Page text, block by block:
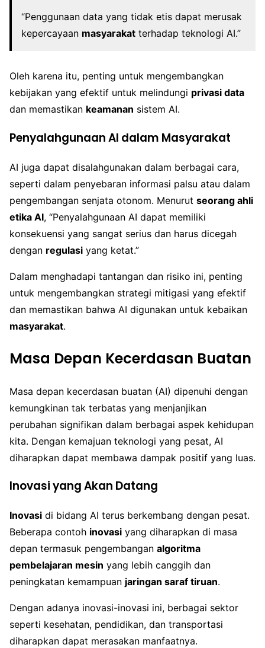
“Penggunaan data yang tidak etis dapat merusak
kepercayaan masyarakat terhadap teknologi AI.”
Oleh karena itu, penting untuk mengembangkan
kebijakan yang efektif untuk melindungi privasi data
dan memastikan keamanan sistem AI.
Penyalahgunaan AI dalam Masyarakat
AI juga dapat disalahgunakan dalam berbagai cara,
seperti dalam penyebaran informasi palsu atau dalam
pengembangan senjata otonom. Menurut seorang ahli
etika AI, “Penyalahgunaan AI dapat memiliki
konsekuensi yang sangat serius dan harus dicegah
dengan regulasi yang ketat.”
Dalam menghadapi tantangan dan risiko ini, penting
untuk mengembangkan strategi mitigasi yang efektif
dan memastikan bahwa AI digunakan untuk kebaikan
masyarakat.
Masa Depan Kecerdasan Buatan
Masa depan kecerdasan buatan (AI) dipenuhi dengan
kemungkinan tak terbatas yang menjanjikan
perubahan signifikan dalam berbagai aspek kehidupan
kita. Dengan kemajuan teknologi yang pesat, AI
diharapkan dapat membawa dampak positif yang luas.
Inovasi yang Akan Datang
Inovasi di bidang AI terus berkembang dengan pesat.
Beberapa contoh inovasi yang diharapkan di masa
depan termasuk pengembangan algoritma
pembelajaran mesin yang lebih canggih dan
peningkatan kemampuan jaringan saraf tiruan.
Dengan adanya inovasi-inovasi ini, berbagai sektor
seperti kesehatan, pendidikan, dan transportasi
diharapkan dapat merasakan manfaatnya.